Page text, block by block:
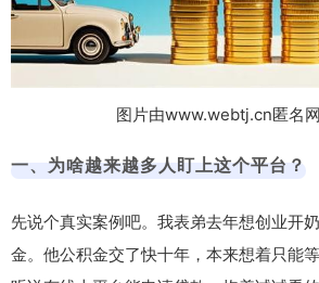
图片由www.webtj.cn匿名
一、为啥越来越多人盯上这个平台？
先说个真实案例吧。我表弟去年想创业开
金。他公积金交了快十年，本来想着只能